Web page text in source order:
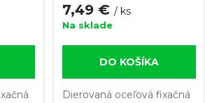
7,49 € / ks
Na sklade
DO KOŠÍKA
Dierovaná oceľová fixačná